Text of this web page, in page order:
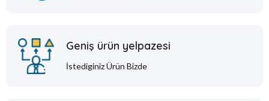
Geniş ürün yelpazesi
İstediginiz Ürün Bizde